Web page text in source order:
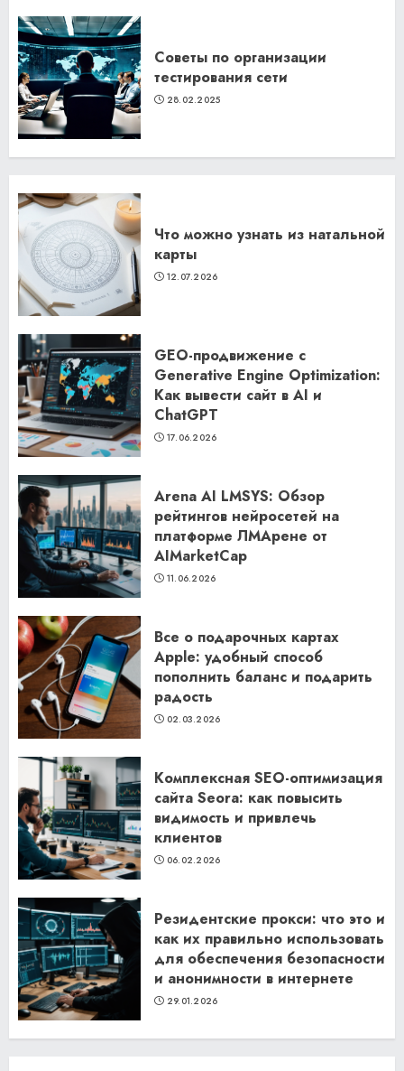
Советы по организации
тестирования сети
28.02.2025
Что можно узнать из натальной
карты
12.07.2026
GEO-продвижение с
Generative Engine Optimization:
Как вывести сайт в AI и
ChatGPT
17.06.2026
Arena AI LMSYS: Обзор
рейтингов нейросетей на
платформе ЛМАрене от
AIMarketCap
11.06.2026
Все о подарочных картах
Apple: удобный способ
пополнить баланс и подарить
радость
02.03.2026
Комплексная SEO-оптимизация
сайта Seora: как повысить
видимость и привлечь
клиентов
06.02.2026
Резидентские прокси: что это и
как их правильно использовать
для обеспечения безопасности
и анонимности в интернете
29.01.2026